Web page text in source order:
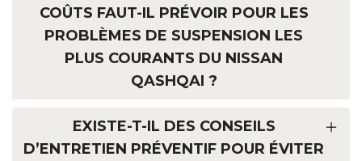
COÛTS FAUT-IL PRÉVOIR POUR LES
PROBLÈMES DE SUSPENSION LES
PLUS COURANTS DU NISSAN
QASHQAI ?
EXISTE-T-IL DES CONSEILS
D’ENTRETIEN PRÉVENTIF POUR ÉVITER